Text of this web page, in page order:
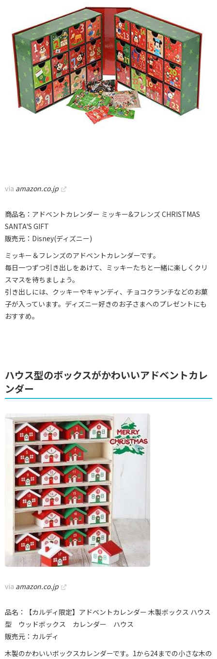
via amazon.co.jp
商品名：アドベントカレンダー ミッキー&フレンズ CHRISTMAS
SANTA'S GIFT
販売元：Disney(ディズニー)
ミッキー＆フレンズのアドベントカレンダーです。
毎日一つずつ引き出しをあけて、ミッキーたちと一緒に楽しくクリ
スマスを待ちましょう。
引き出しには、クッキーやキャンディ、チョコクランチなどのお菓
子が入っています。ディズニー好きのお子さまへのプレゼントにも
おすすめ。
ハウス型のボックスがかわいいアドベントカレ
ンダー
via amazon.co.jp
品名：【カルディ限定】アドベントカレンダー 木製ボックス ハウス
型 ウッドボックス カレンダー ハウス
販売元：カルディ
木製のかわいいボックスカレンダーです。1から24までの小さな木の